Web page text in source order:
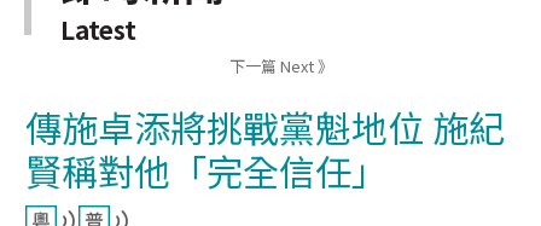
Latest
下一篇 Next 》
傳施卓添將挑戰黨魁地位 施紀
賢稱對他「完全信任」